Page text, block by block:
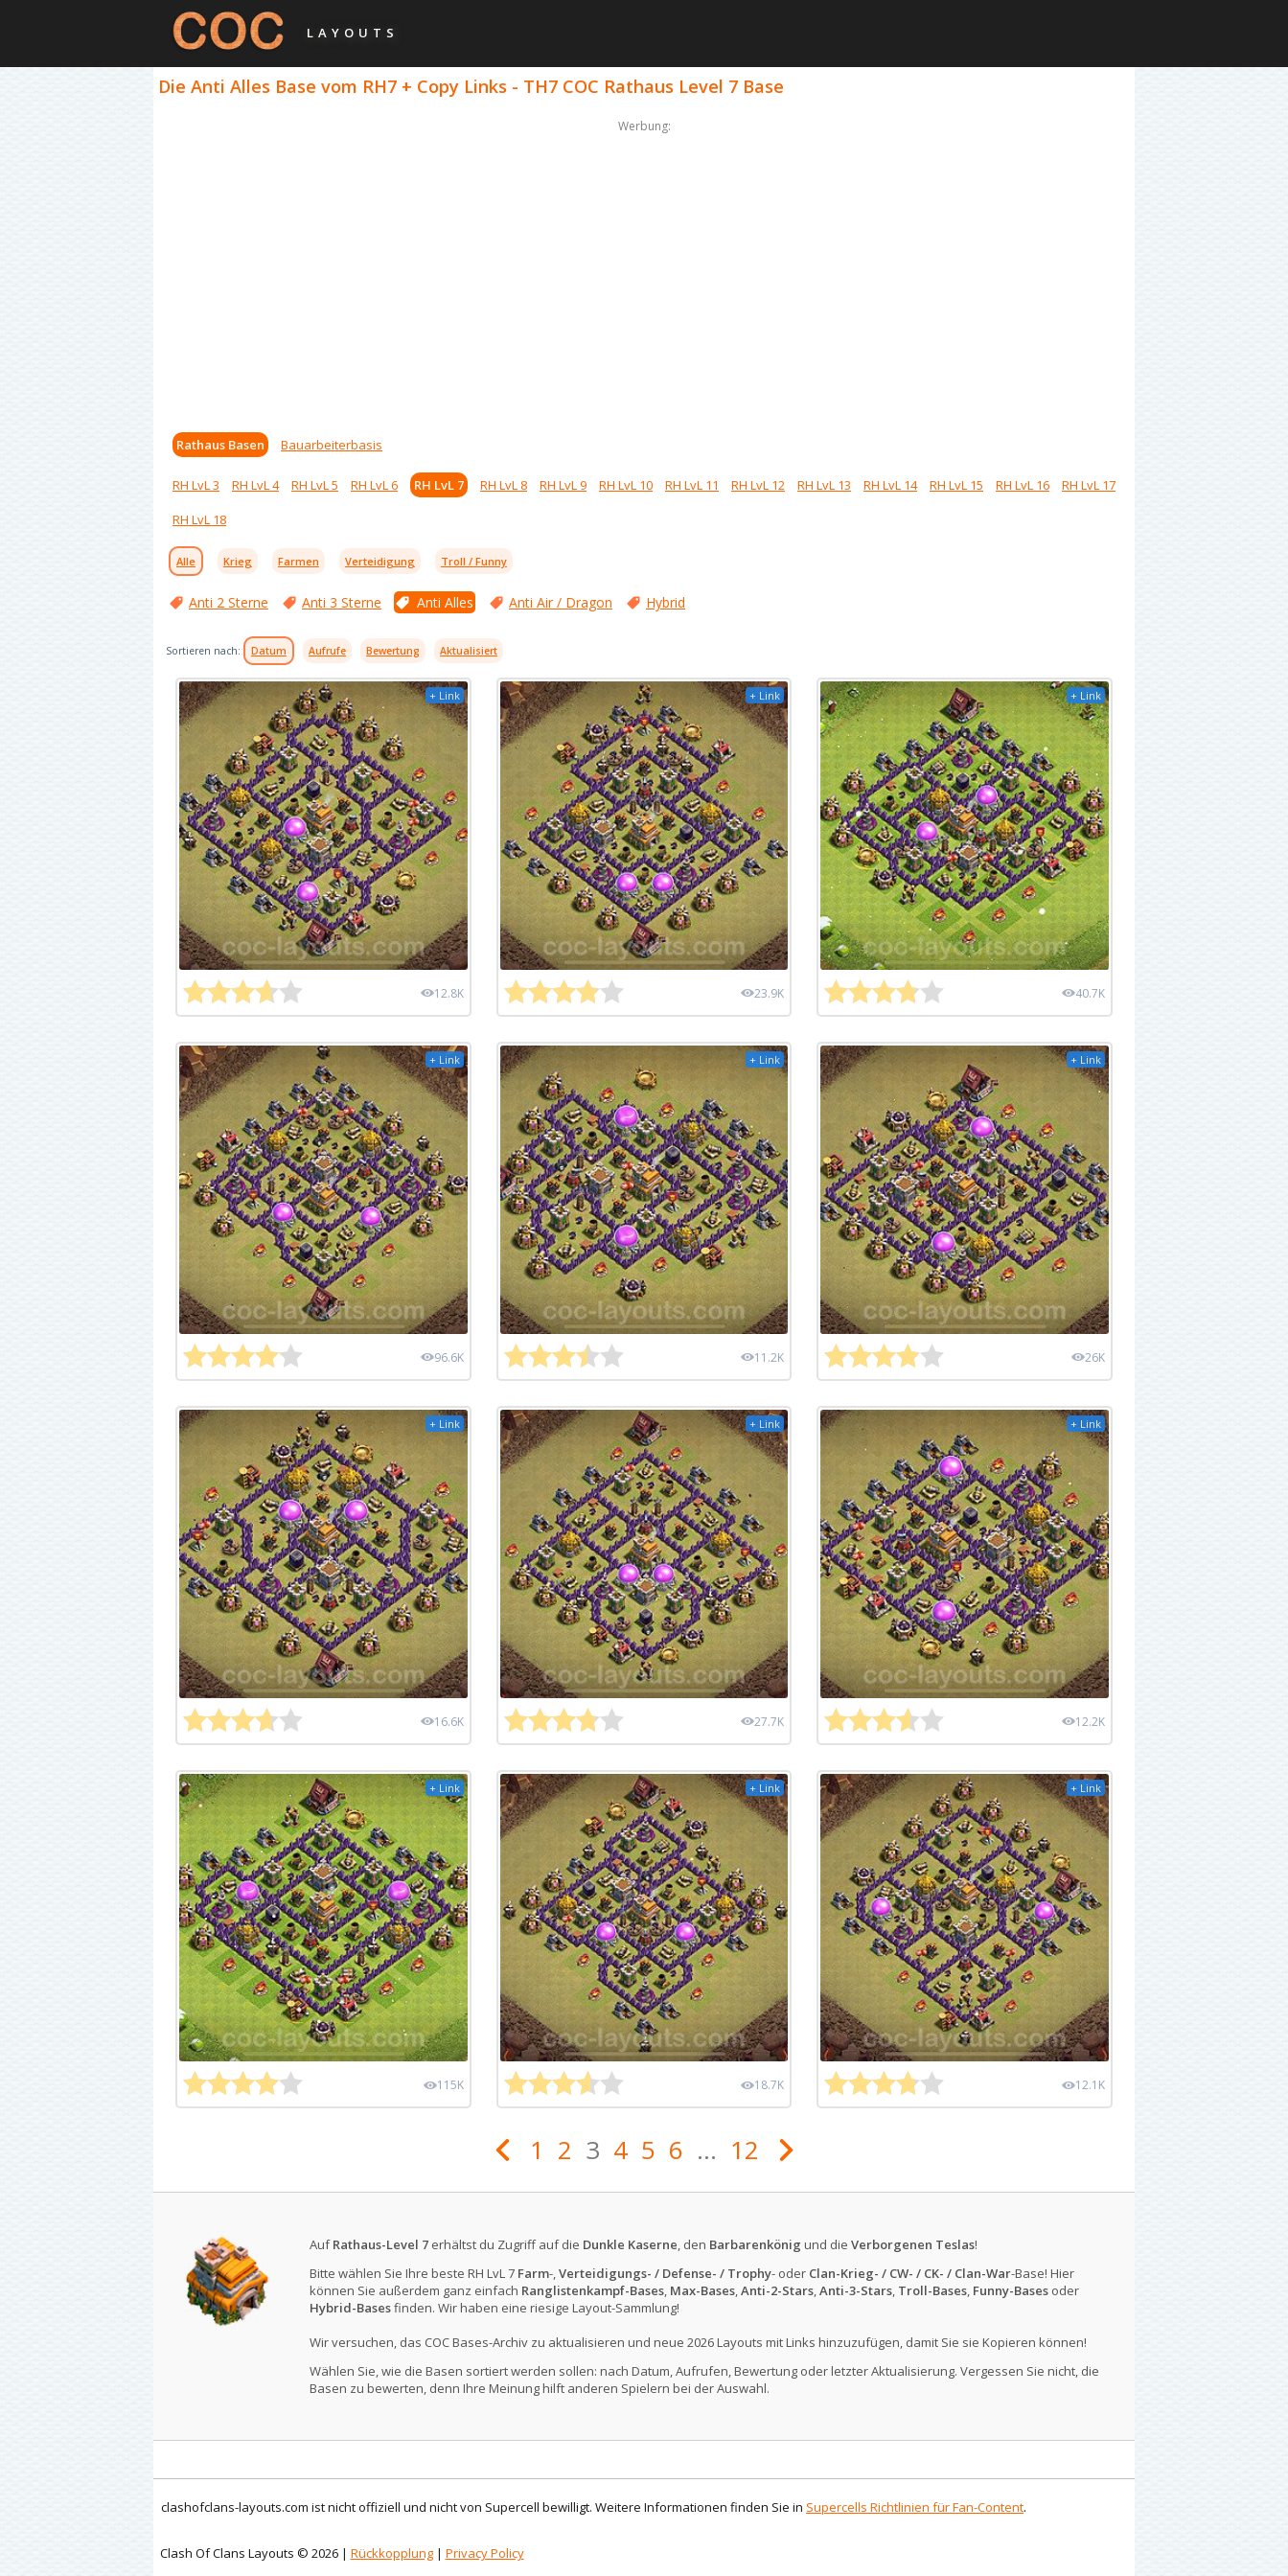
LAYOUTS
Die Anti Alles Base vom RH7 + Copy Links - TH7 COC Rathaus Level 7 Base
Werbung:
Rathaus Basen Bauarbeiterbasis
RH LvL 3 RH LvL 4 RH LvL 5 RH LvL 6 RH LvL 7 RH LvL 8 RH LvL 9 RH LvL 10 RH LvL 11 RH LvL 12 RH LvL 13 RH LvL 14 RH LvL 15 RH LvL 16
RH LvL 17
RH LvL 18
Alle Krieg Farmen Verteidigung Troll / Funny
Anti 2 Sterne Anti 3 Sterne Anti Alles Anti Air / Dragon Hybrid
Sortieren nach: Datum Aufrufe Bewertung Aktualisiert
+ Link
12.8K
+ Link
23.9K
+ Link
40.7K
+ Link
96.6K
+ Link
11.2K
+ Link
26K
+ Link
16.6K
+ Link
27.7K
+ Link
12.2K
+ Link
115K
+ Link
18.7K
+ Link
12.1K
1 2 3 4 5 6 ... 12
AufRathaus-Level 7erhältst du Zugriff auf die Dunkle Kaserne, den Barbarenkönig und die Verborgenen Teslas!
Bitte wählen Sie Ihre beste RH LvL 7 Farm-,Verteidigungs- / Defense- / Trophy- oder Clan-Krieg- / CW- / CK- / Clan-War-Base! Hier
können Sie außerdem ganz einfach Ranglistenkampf-Bases, Max-Bases,Anti-2-Stars,Anti-3-Stars, Troll-Bases, Funny-Basesoder
Hybrid-Basesfinden. Wir haben eine riesige Layout-Sammlung!
Wir versuchen, das COC Bases-Archiv zu aktualisieren und neue 2026 Layouts mit Links hinzuzufügen, damit Sie sie Kopieren können!
Wählen Sie, wie die Basen sortiert werden sollen: nach Datum, Aufrufen, Bewertung oder letzter Aktualisierung. Vergessen Sie nicht, die
Basen zu bewerten, denn Ihre Meinung hilft anderen Spielern bei der Auswahl.
clashofclans-layouts.com ist nicht offiziell und nicht von Supercell bewilligt. Weitere Informationen finden Sie in Supercells Richtlinien für Fan-Content.
Clash Of Clans Layouts © 2026 | Rückkopplung| Privacy Policy